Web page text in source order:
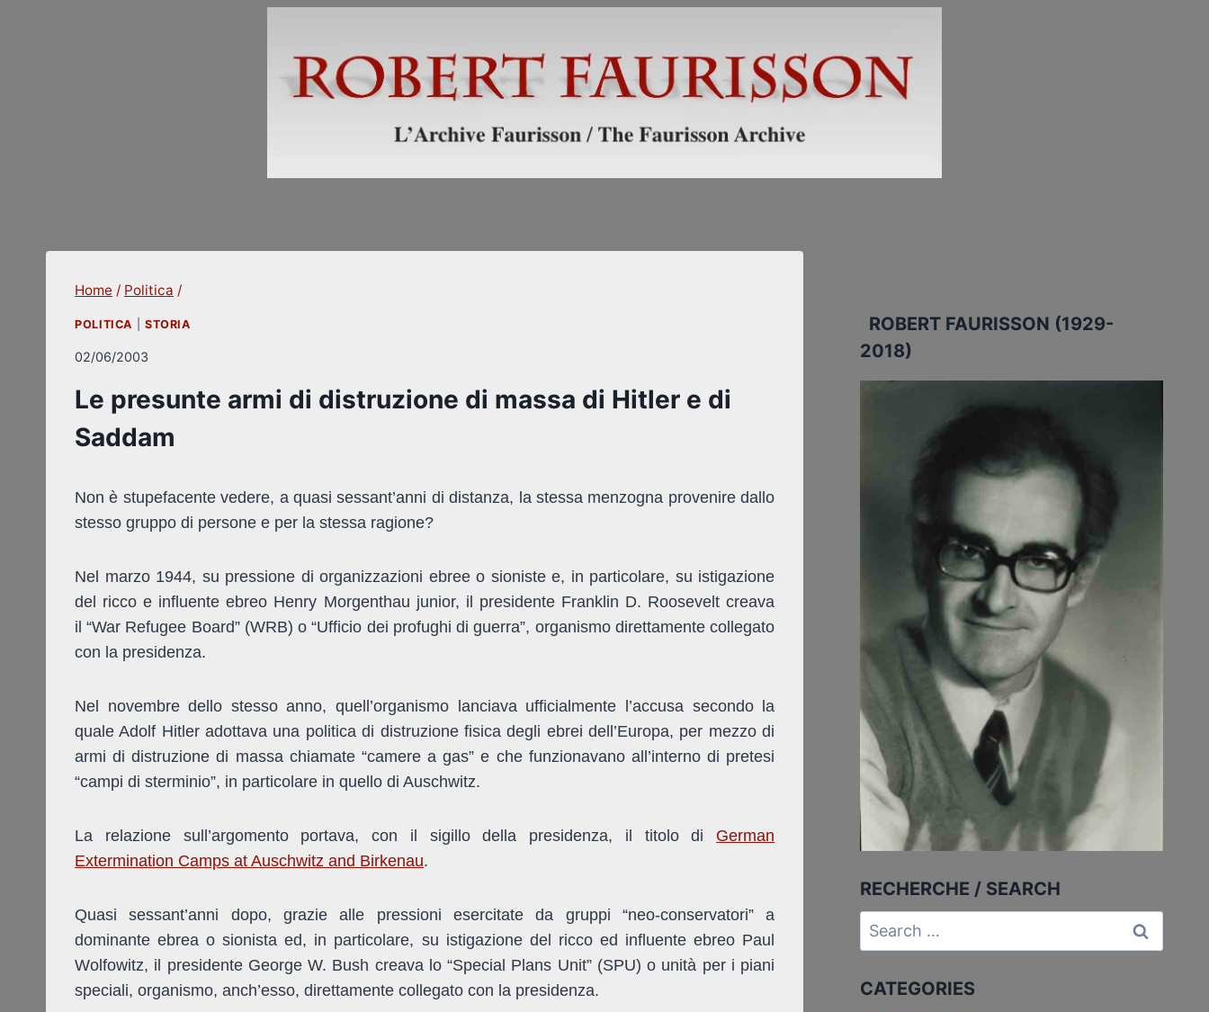
Home / Politica /
POLITICA STORIA
02/06/2003
Le presunte armi di distruzione di massa di Hitler e di
Saddam
Non è stupefacente vedere, a quasi sessant’anni di distanza, la stessa menzogna provenire dallo
stesso gruppo di persone e per la stessa ragione?
Nel marzo 1944, su pressione di organizzazioni ebree o sioniste e, in particolare, su istigazione
del ricco e influente ebreo Henry Morgenthau junior, il presidente Franklin D. Roosevelt creava
il “War Refugee Board” (WRB) o “Ufficio dei profughi di guerra”, organismo direttamente collegato
con la presidenza.
Nel novembre dello stesso anno, quell’organismo lanciava ufficialmente l’accusa secondo la
quale Adolf Hitler adottava una politica di distruzione fisica degli ebrei dell’Europa, per mezzo di
armi di distruzione di massa chiamate “camere a gas” e che funzionavano all’interno di pretesi
“campi di sterminio”, in particolare in quello di Auschwitz.
La relazione sull’argomento portava, con il sigillo della presidenza, il titolo di German
Extermination Camps at Auschwitz and Birkenau.
Quasi sessant’anni dopo, grazie alle pressioni esercitate da gruppi “neo-conservatori” a
dominante ebrea o sionista ed, in particolare, su istigazione del ricco ed influente ebreo Paul
Wolfowitz, il presidente George W. Bush creava lo “Special Plans Unit” (SPU) o unità per i piani
speciali, organismo, anch’esso, direttamente collegato con la presidenza.
ROBERT FAURISSON (1929-
2018)
RECHERCHE / SEARCH
Search
for:
CATEGORIES